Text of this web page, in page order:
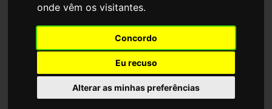
onde vêm os visitantes.
Concordo
Eu recuso
Alterar as minhas preferências
Casablanca, Marrocos